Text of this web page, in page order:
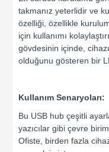
takmanız yeterlidir ve
özelliği, özellikle
için kullanımı
gövdesinin içinde,
olduğunu gösteren bir
Kullanım Senaryoları:
Bu USB hub çeşitli
yazıcılar gibi çevre
Ofiste, birden fazla